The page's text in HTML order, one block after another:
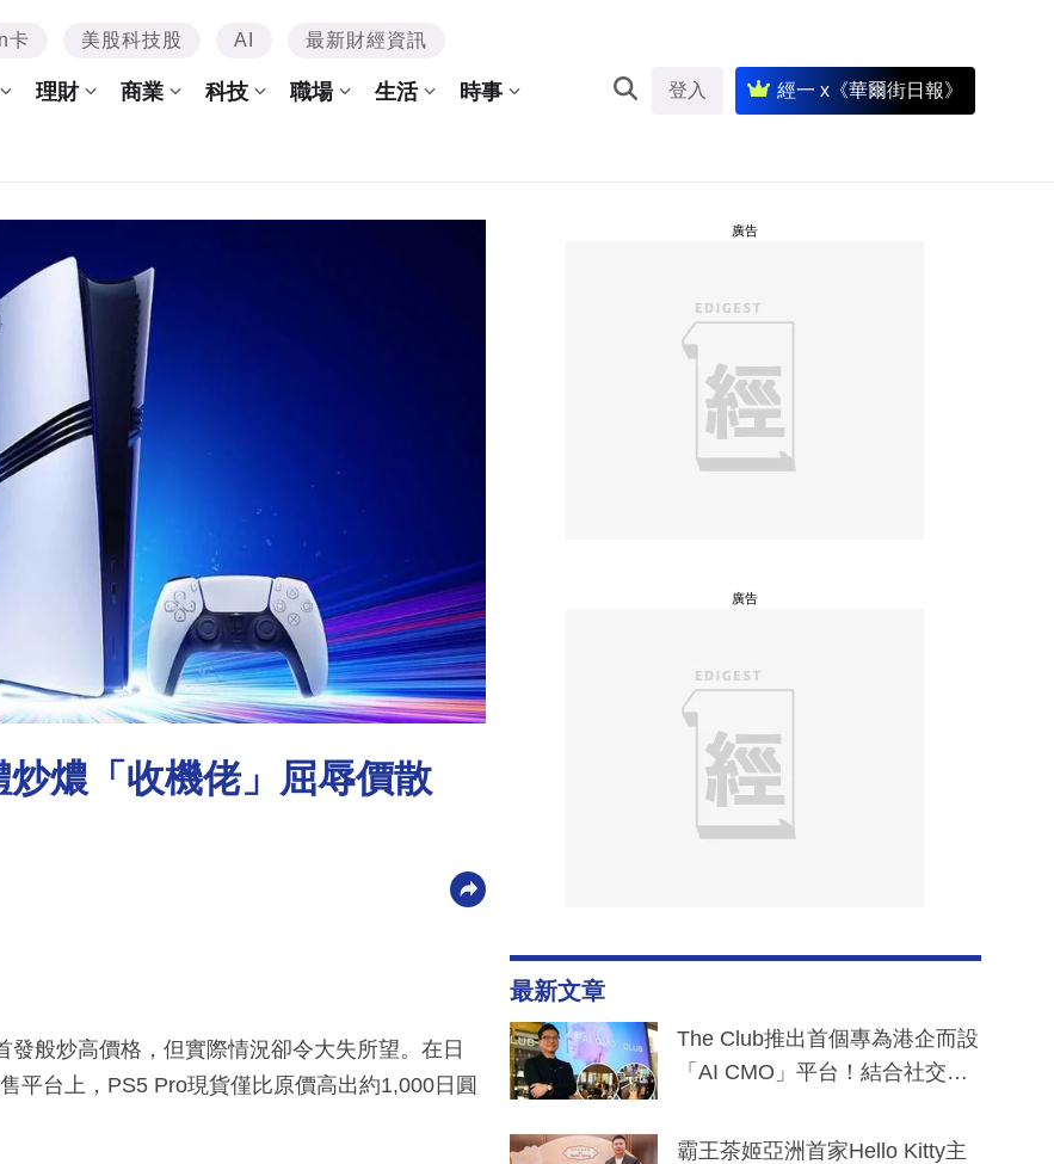
卡 美股科技股 AI 最新財經資訊
理財 商業 科技 職場 生活 時事 登入 經一 x《華爾街日報》
燶「收機佬」屈辱價散
般炒高價格，但實際情況卻令大失所望。在日
平台上，PS5 Pro現貨僅比原價高出約1,000日圓
廣告
廣告
最新文章
The Club推出首個專為港企而設
「AI CMO」平台！結合社交聆
分鐘生成「貼地」宣傳短片
霸王茶姬亞洲首家Hello Kitty主